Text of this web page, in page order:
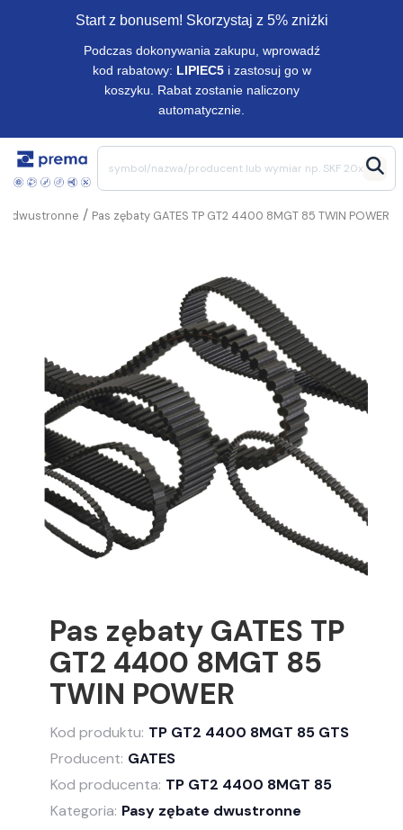
Start z bonusem! Skorzystaj z 5% zniżki
Podczas dokonywania zakupu, wprowadź
kod rabatowy: LIPIEC5 i zastosuj go w
koszyku. Rabat zostanie naliczony
automatycznie.
Pas zębaty GATES TP GT2 4400 8MGT 85 TWIN POWER
/
dwustronne
Pas zębaty GATES TP
GT2 4400 8MGT 85
TWIN POWER
Kod produktu: TP GT2 4400 8MGT 85 GTS
Producent: GATES
Kod producenta: TP GT2 4400 8MGT 85
Kategoria: Pasy zębate dwustronne